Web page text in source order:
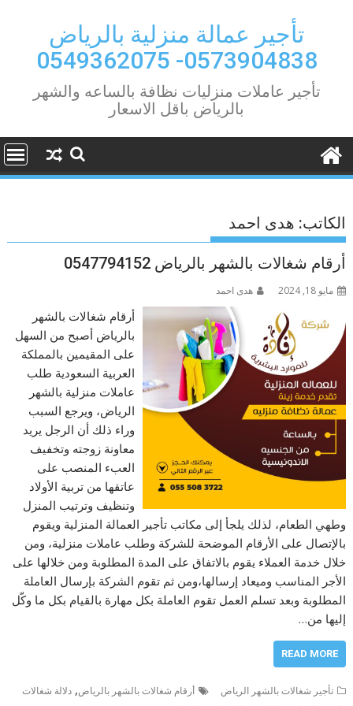
تأجير عمالة منزلية بالرياض
0573904838- 0549362075
تأجير عاملات منزليات نظافة بالساعه والشهر
بالرياض باقل الاسعار
الكاتب: هدى احمد
أرقام شغالات بالشهر بالرياض 0547794152
مايو 18, 2024 هدى احمد
أرقام شغالات بالشهر
بالرياض أصبح من السهل
على المقيمين بالمملكة
العربية السعودية طلب
عاملات منزلية بالشهر
الرياض، ويرجع السبب
وراء ذلك أن الرجل يريد
معاونة زوجته وتخفيف
العبء المنصب على
عاتقها من تربية الأولاد
وتنظيف وترتيب المنزل
وطهي الطعام، لذلك يلجأ إلى مكاتب تأجير العمالة المنزلية ويقوم
بالإتصال على الأرقام الموضحة للشركة وطلب عاملات منزلية، ومن
خلال خدمة العملاء يقوم بالاتفاق على المدة المطلوبة ومن خلالها على
الأجر المناسب وميعاد إرسالها،ومن ثم تقوم الشركة بإرسال العاملة
المطلوبة وبعد تسلم العمل تقوم العاملة بكل مهارة بالقيام بكل ما وكّل
إليها من…
READ MORE
تأجير شغالات بالشهر الرياض أرقام شغالات بالشهر بالرياض,دلالة شغالات